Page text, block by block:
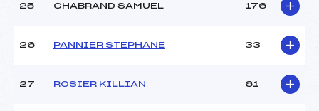
25 CHABRAND SAMUEL 176
26 PANNIER STEPHANE 33
27 ROSIER KILLIAN 61